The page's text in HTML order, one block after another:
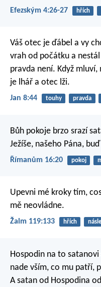
Efezským 4:26-27 hřích
Váš otec je ďábel a vy
vrah od počátku a
pravda není. Když
je lhář a otec lži.
Jan 8:44 touhy pravda
Bůh pokoje brzo srazí
Ježíše, našeho Pána,
Římanům 16:20 pokoj
Upevni mé kroky tím,
mě neovládne.
Žalm 119:133 hřích
Hospodin na to
nade vším, co mu patří,
A satan od Hospodina